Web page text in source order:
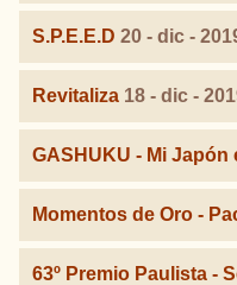
S.P.E.E.D 20 - dic -
Revitaliza 18 - dic -
GASHUKU - Mi Japón
Momentos de Oro -
63º Premio Paulista -